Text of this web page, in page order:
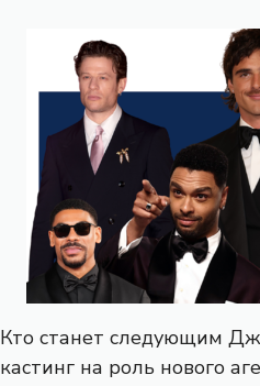
Кто станет следующим
кастинг на роль нового